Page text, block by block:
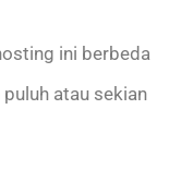
ini berbeda
atau sekian